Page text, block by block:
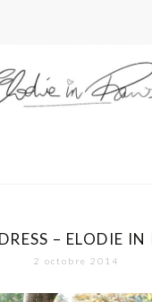
– ELODIE IN
2 octobre 2014